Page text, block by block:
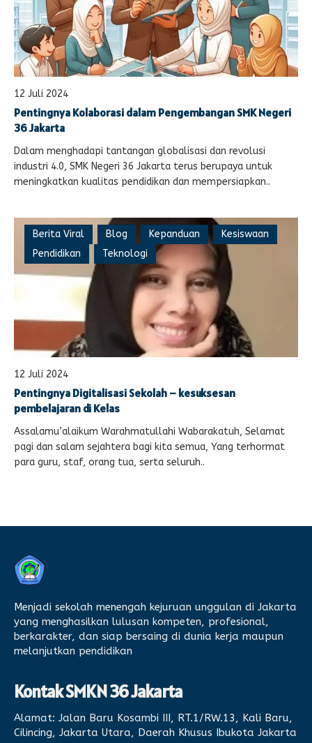
12 Juli 2024
Pentingnya Kolaborasi dalam Pengembangan SMK Negeri
36 Jakarta
Dalam menghadapi tantangan globalisasi dan revolusi
industri 4.0, SMK Negeri 36 Jakarta terus berupaya untuk
meningkatkan kualitas pendidikan dan mempersiapkan..
Berita Viral Blog Kepanduan
Kesiswaan
Pendidikan
Teknologi
12 Juli 2024
Pentingnya Digitalisasi Sekolah – kesuksesan
pembelajaran di Kelas
Assalamu’alaikum Warahmatullahi Wabarakatuh, Selamat
pagi dan salam sejahtera bagi kita semua, Yang terhormat
para guru, staf, orang tua, serta seluruh..
Menjadi sekolah menengah kejuruan unggulan di Jakarta
yang menghasilkan lulusan kompeten, profesional,
berkarakter, dan siap bersaing di dunia kerja maupun
melanjutkan pendidikan
Kontak SMKN 36 Jakarta
Alamat: Jalan Baru Kosambi III, RT.1/RW.13, Kali Baru,
Cilincing, Jakarta Utara, Daerah Khusus Ibukota Jakarta